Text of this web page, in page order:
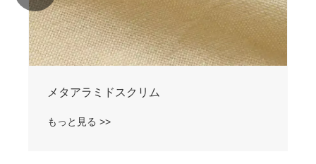
メタアラミドスクリム
もっと見る >>